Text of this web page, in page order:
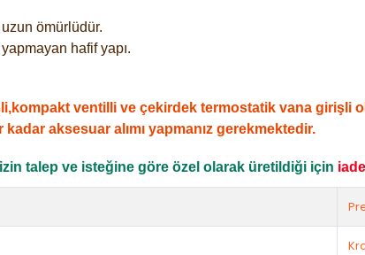
ömürlüdür.
hafif yapı.
ventilli ve çekirdek termostatik vana girişli
aksesuar alımı yapmanız gerekmektedir.
talep ve isteğine göre özel olarak üretildiği için